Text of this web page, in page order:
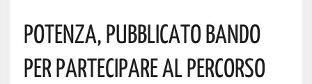
POTENZA, PUBBLICATO BANDO
PER PARTECIPARE AL PERCORSO